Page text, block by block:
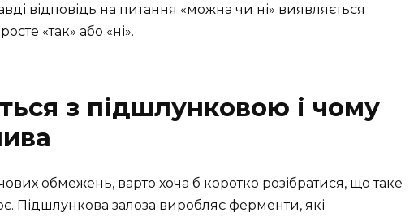
відповідь на питання «можна чи ні» виявляється
«так» або «ні».
з підшлунковою і чому
обмежень, варто хоча б коротко розібратися, що таке
Підшлункова залоза виробляє ферменти, які